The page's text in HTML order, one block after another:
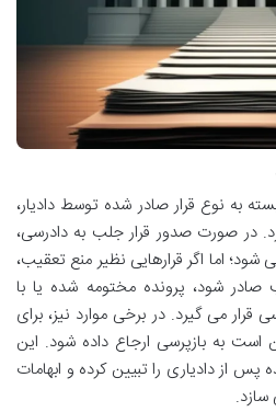
به نوع قرار صادر شده توسط دادیار،
در صورت صدور قرار جلب به دادرسی،
شود؛ اما اگر قرارهایی نظیر منع تعقیب،
شود، پرونده مختومه شده یا با
قرار می گیرد. در برخی موارد نیز، برای
به بازپرسی ارجاع داده شود. این
از دادیاری را تبیین کرده و ابهامات